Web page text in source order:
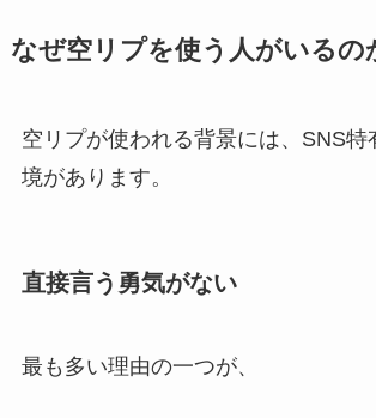
なぜ空リプを使う人がいるの
空リプが使われる背景には、SNS特
境があります。
直接言う勇気がない
最も多い理由の一つが、